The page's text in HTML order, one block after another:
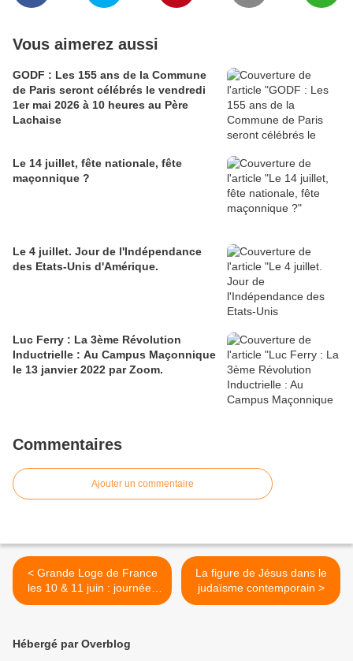
Vous aimerez aussi
GODF : Les 155 ans de la Commune
de Paris seront célébrés le vendredi
1er mai 2026 à 10 heures au Père
Lachaise
Le 14 juillet, fête nationale, fête
maçonnique ?
Le 4 juillet. Jour de l'Indépendance
des Etats-Unis d'Amérique.
Luc Ferry : La 3ème Révolution
Inductrielle : Au Campus Maçonnique
le 13 janvier 2022 par Zoom.
Commentaires
Ajouter un commentaire
< Grande Loge de France
les 10 & 11 juin : journées
portes ouverte spéciales
La figure de Jésus dans le
judaïsme contemporain >
Hébergé par Overblog